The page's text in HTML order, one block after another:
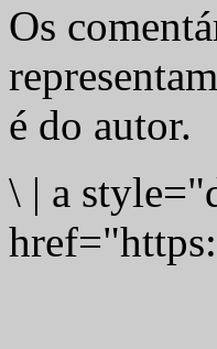
Os
é do autor.
\ | a